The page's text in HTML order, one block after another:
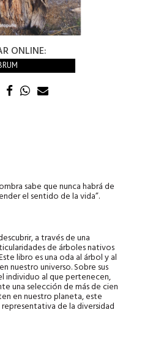
ONLINE:
sabe que nunca habrá de
el sentido de la vida”.
a través de una
de árboles nativos
libro es una oda al árbol y al
nuestro universo. Sobre sus
individuo al que pertenecen,
una selección de más de cien
en nuestro planeta, este
de la diversidad